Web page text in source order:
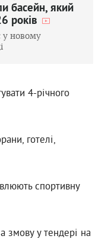
басейн, який
років
у новому
4-річного
готелі,
спортивну
змову у тендері на